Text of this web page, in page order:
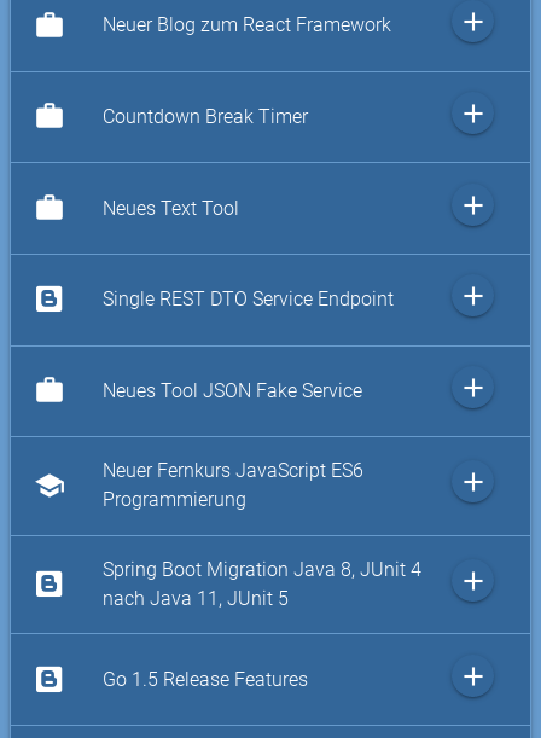
work Neuer Blog zum React Framework add
work Countdown Break Timer add
work Neues Text Tool add
Single REST DTO Service Endpoint add
work Neues Tool JSON Fake Service add
school
Neuer Fernkurs JavaScript ES6
Programmierung
add
Spring Boot Migration Java 8, JUnit 4
nach Java 11, JUnit 5
add
Go 1.5 Release Features add